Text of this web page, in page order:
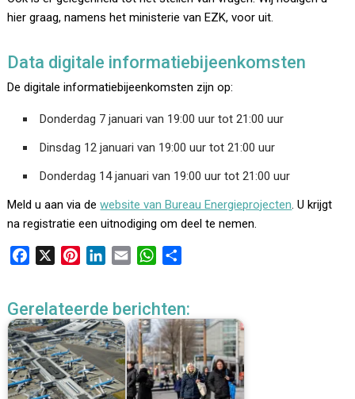
hier graag, namens het ministerie van EZK, voor uit.
Data digitale informatiebijeenkomsten
De digitale informatiebijeenkomsten zijn op:
Donderdag 7 januari van 19:00 uur tot 21:00 uur
Dinsdag 12 januari van 19:00 uur tot 21:00 uur
Donderdag 14 januari van 19:00 uur tot 21:00 uur
Meld u aan via dewebsite van Bureau Energieprojecten. U krijgt
na registratie een uitnodiging om deel te nemen.
e
b
o
o
k
t
e
r
e
s
k
e
d
I
n
i
l
W
t
s
A
p
p
e
n
Gerelateerde berichten: